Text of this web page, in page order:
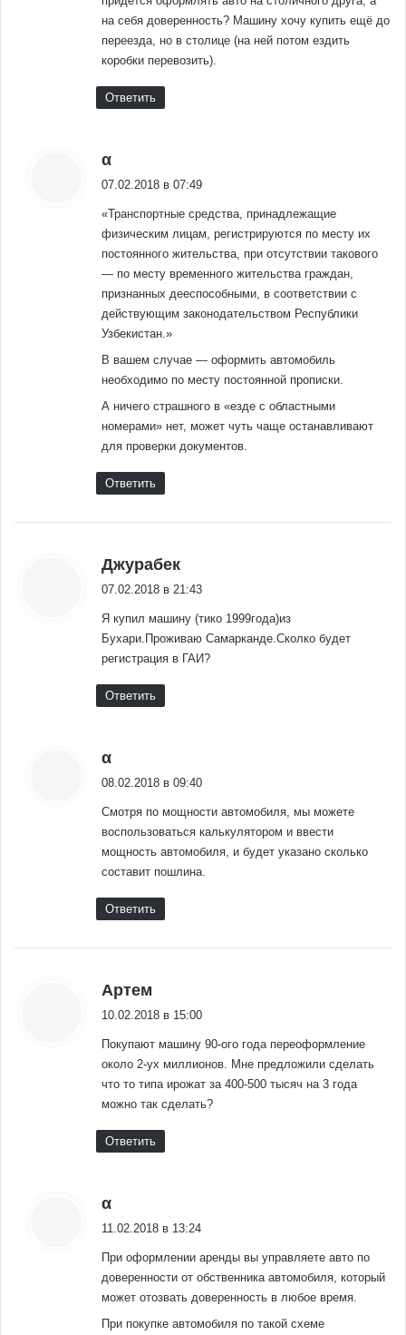
на себя доверенность? Машину хочу купить ещё до
переезда, но в столице (на ней потом ездить
коробки перевозить).
Ответить
α
07.02.2018 в 07:49
«Транспортные средства, принадлежащие
физическим лицам, регистрируются по месту их
постоянного жительства, при отсутствии такового
— по месту временного жительства граждан,
признанных дееспособными, в соответствии с
действующим законодательством Республики
Узбекистан.»
В вашем случае — оформить автомобиль
необходимо по месту постоянной прописки.
А ничего страшного в «езде с областными
номерами» нет, может чуть чаще останавливают
для проверки документов.
Ответить
Джурабек
07.02.2018 в 21:43
Я купил машину (тико 1999года)из
Бухари.Проживаю Самарканде.Сколко будет
регистрация в ГАИ?
Ответить
α
08.02.2018 в 09:40
Смотря по мощности автомобиля, мы можете
воспользоваться калькулятором и ввести
мощность автомобиля, и будет указано сколько
составит пошлина.
Ответить
Артем
10.02.2018 в 15:00
Покупают машину 90-ого года переоформление
около 2-ух миллионов. Мне предложили сделать
что то типа ирожат за 400-500 тысяч на 3 года
можно так сделать?
Ответить
α
11.02.2018 в 13:24
При оформлении аренды вы управляете авто по
доверенности от обственника автомобиля, который
может отозвать доверенность в любое время.
При покупке автомобиля по такой схеме